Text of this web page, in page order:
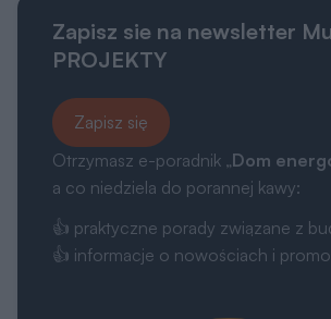
Zapisz sie na newsletter
PROJEKTY
Zapisz się
Otrzymasz e-poradnik „Dom
a co niedziela do porannej kawy:
👍 praktyczne porady związane z
👍 informacje o nowościach i